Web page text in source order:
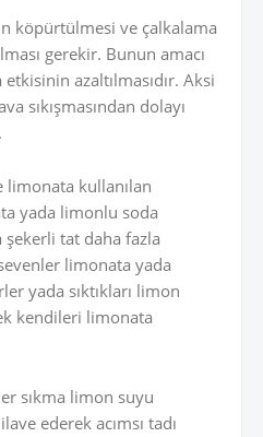
köpürtülmesi ve çalkalama
gerekir. Bunun amacı
azaltılmasıdır. Aksi
sıkışmasından dolayı
limonata kullanılan
yada limonlu soda
şekerli tat daha fazla
limonata yada
yada sıktıkları limon
kendileri limonata
sıkma limon suyu
ederek acımsı tadı